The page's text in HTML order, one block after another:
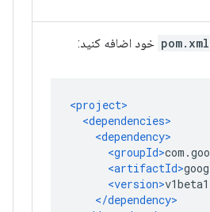
pom.xml خود اضافه کنید: